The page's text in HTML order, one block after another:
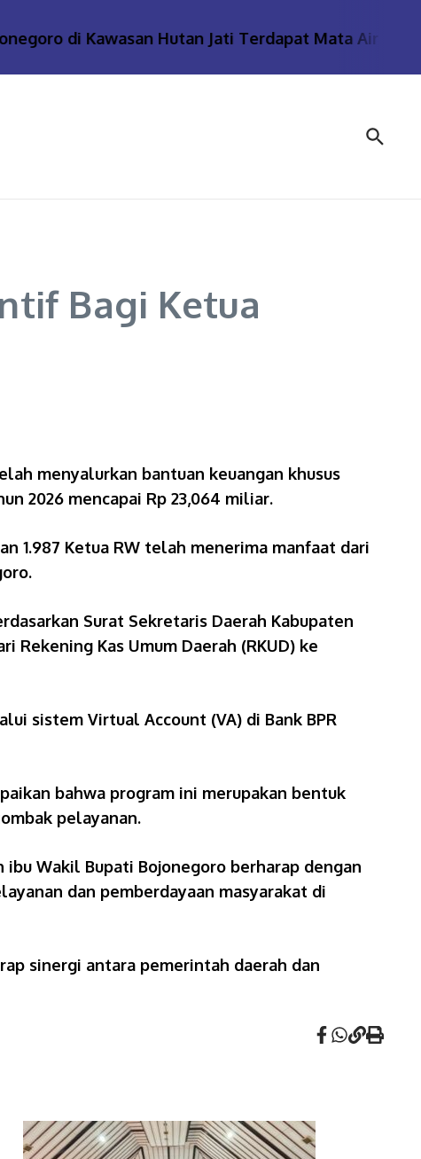
di Kawasan Hutan Jati Terdapat Mata Air Panas
Bagi Ketua
menyalurkan bantuan keuangan khusus
2026 mencapai Rp 23,064 miliar.
1.987 Ketua RW telah menerima manfaat dari
Surat Sekretaris Daerah Kabupaten
Rekening Kas Umum Daerah (RKUD) ke
sistem Virtual Account (VA) di Bank BPR
bahwa program ini merupakan bentuk
pelayanan.
Wakil Bupati Bojonegoro berharap dengan
dan pemberdayaan masyarakat di
sinergi antara pemerintah daerah dan